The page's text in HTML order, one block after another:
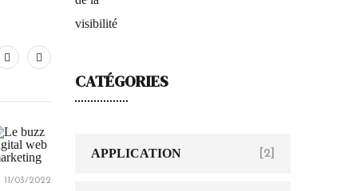
11/03/2022
CATÉGORIES
APPLICATION [2]